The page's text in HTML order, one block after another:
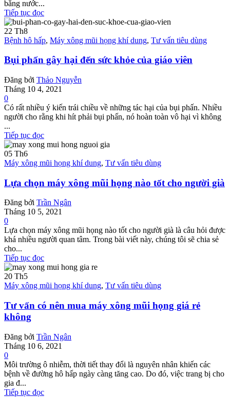
bằng nước...
Tiếp tục đọc
22 Th8
Bệnh hô hấp, Máy xông mũi họng khí dung, Tư vấn tiêu dùng
Bụi phấn gây hại đến sức khỏe của giáo viên
Đăng bởi Thảo Nguyễn
Tháng 10 4, 2021
0
Có rất nhiều ý kiến trái chiều về những tác hại của bụi phấn. Nhiều
người cho rằng khi hít phải bụi phấn, nó hoàn toàn vô hại vì không
...
Tiếp tục đọc
05 Th6
Máy xông mũi họng khí dung, Tư vấn tiêu dùng
Lựa chọn máy xông mũi họng nào tốt cho người già
Đăng bởi Trần Ngân
Tháng 10 5, 2021
0
Lựa chọn máy xông mũi họng nào tốt cho người già là câu hỏi được
khá nhiều người quan tâm. Trong bài viết này, chúng tôi sẽ chia sẻ
cho...
Tiếp tục đọc
20 Th5
Máy xông mũi họng khí dung, Tư vấn tiêu dùng
Tư vấn có nên mua máy xông mũi họng giá rẻ
không
Đăng bởi Trần Ngân
Tháng 10 6, 2021
0
Môi trường ô nhiễm, thời tiết thay đổi là nguyên nhân khiến các
bệnh về đường hô hấp ngày càng tăng cao. Do đó, việc trang bị cho
gia đ...
Tiếp tục đọc